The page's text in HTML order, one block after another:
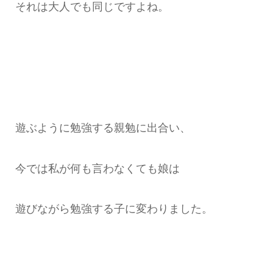
それは大人でも同じですよね。
遊ぶように勉強する親勉に出合い、
今では私が何も言わなくても娘は
遊びながら勉強する子に変わりました。